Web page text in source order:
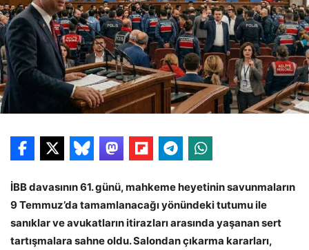
İBB davasının 61. günü, mahkeme heyetinin savunmaların
9 Temmuz’da tamamlanacağı yönündeki tutumu ile
sanıklar ve avukatların itirazları arasında yaşanan sert
tartışmalara sahne oldu. Salondan çıkarma kararları,